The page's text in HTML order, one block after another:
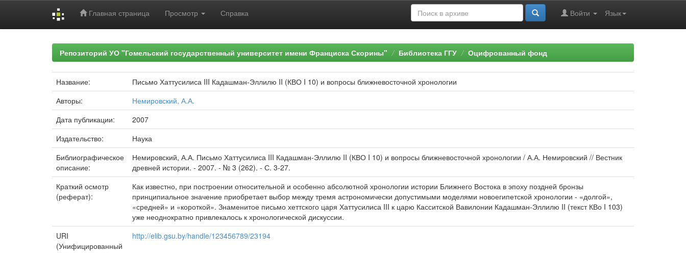
Главная страница Просмотр Справка Язык
Войти
Репозиторий УО "Гомельский государственный университет имени Франциска Скорины" Библиотека ГГУ Оцифрованный фонд
Название:
Письмо Хаттусилиса III Кадашман-Эллилю II (КВО I 10) и вопросы ближневосточной хронологии
Авторы:
Немировский, А.А.
Дата публикации:
2007
Издательство:
Наука
Библиографическое
описание:
Немировский, А.А. Письмо Хаттусилиса III Кадашман-Эллилю II (КВО I 10) и вопросы ближневосточной хронологии / А.А. Немировский // Вестник
древней истории. - 2007. - № 3 (262). - С. 3-27.
Краткий осмотр
(реферат):
Как известно, при построении относительной и особенно абсолютной хро­нологии истории Ближнего Востока в эпоху поздней бронзы
принципиальное значение приобретает выбор между тремя астрономически допу­стимыми моделями новоегипетской хронологии - «долгой»,
«средней» и «ко­роткой». Знаменитое письмо хеттского царя Хаттусилиса III к царю Касситской Вавилонии Кадашман-Эллилю II (текст КВо I 103)
уже неоднократно привлекалось к хронологической дискуссии.
URI
(Унифицированный
http://elib.gsu.by/handle/123456789/23194